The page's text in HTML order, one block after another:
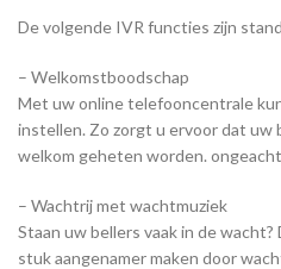
De volgende IVR functies zijn
– Welkomstboodschap
Met uw online telefooncentrale
instellen. Zo zorgt u ervoor dat uw
welkom geheten worden.
– Wachtrij met wachtmuziek
Staan uw bellers vaak in de
stuk aangenamer maken door